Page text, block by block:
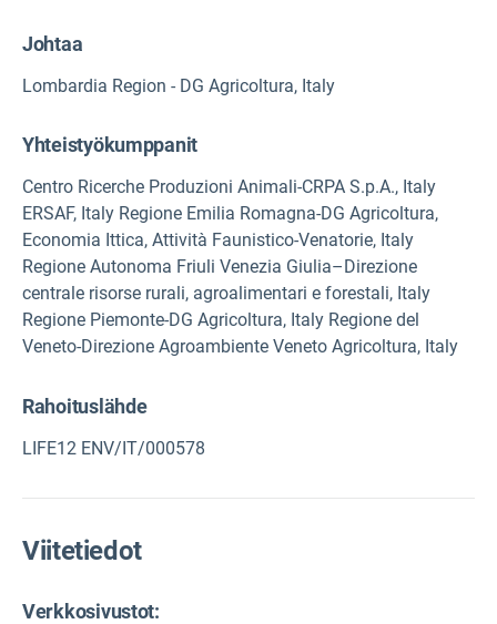
Johtaa
Lombardia Region - DG Agricoltura, Italy
Yhteistyökumppanit
Centro Ricerche Produzioni Animali-CRPA S.p.A., Italy
ERSAF, Italy Regione Emilia Romagna-DG Agricoltura,
Economia Ittica, Attività Faunistico-Venatorie, Italy
Regione Autonoma Friuli Venezia Giulia–Direzione
centrale risorse rurali, agroalimentari e forestali, Italy
Regione Piemonte-DG Agricoltura, Italy Regione del
Veneto-Direzione Agroambiente Veneto Agricoltura, Italy
Rahoituslähde
LIFE12 ENV/IT/000578
Viitetiedot
Verkkosivustot: